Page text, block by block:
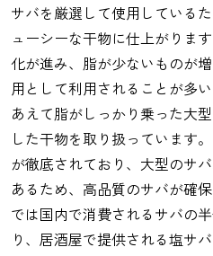
サバを厳選して使用している
ューシーな干物に仕上がりま
化が進み、脂が少ないものが
用として利用されることが多
あえて脂がしっかり乗った大
した干物を取り扱っています
が徹底されており、大型のサ
あるため、高品質のサバが確
では国内で消費されるサバの
り、居酒屋で提供される塩サ